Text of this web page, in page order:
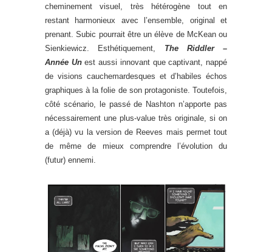
cheminement visuel, très hétérogène tout en
restant harmonieux avec l’ensemble, original et
prenant. Subic pourrait être un élève de McKean ou
Sienkiewicz. Esthétiquement, The Riddler –
Année Unest aussi innovant que captivant, nappé
de visions cauchemardesques et d’habiles échos
graphiques à la folie de son protagoniste. Toutefois,
côté scénario, le passé de Nashton n’apporte pas
nécessairement une plus-value très originale, si on
a (déjà) vu la version de Reeves mais permet tout
de même de mieux comprendre l’évolution du
(futur) ennemi.